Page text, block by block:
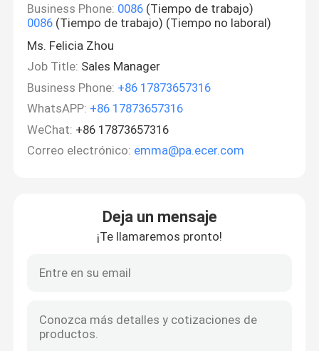
Business Phone: 0086 (Tiempo de trabajo)
0086 (Tiempo de trabajo) (Tiempo no laboral)
Ms. Felicia Zhou
Job Title: Sales Manager
Business Phone: +86 17873657316
WhatsAPP: +86 17873657316
WeChat: +86 17873657316
Correo electrónico: emma@pa.ecer.com
Deja un mensaje
¡Te llamaremos pronto!